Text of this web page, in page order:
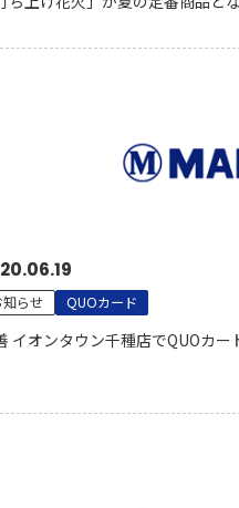
知らせ QUOカード
イオンタウン千種店でQUOカ